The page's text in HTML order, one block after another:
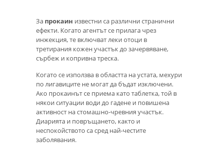
За прокаин известни са различни странични
ефекти. Когато агентът се прилага чрез
инжекция, те включват леки отоци в
третирания кожен участък до зачервяване,
сърбеж и копривна треска.
Когато се използва в областта на устата, мехури
по лигавиците не могат да бъдат изключени.
Ако прокаинът се приема като таблетка, той в
някои ситуации води до гадене и повишена
активност на стомашно-чревния участък.
Диарията и повръщането, както и
неспокойството са сред най-честите
заболявания.